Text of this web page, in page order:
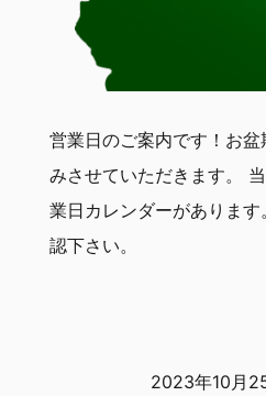
営業日のご案内です！お
みさせていただきます。
業日カレンダーがありま
認下さい。
2023年10月